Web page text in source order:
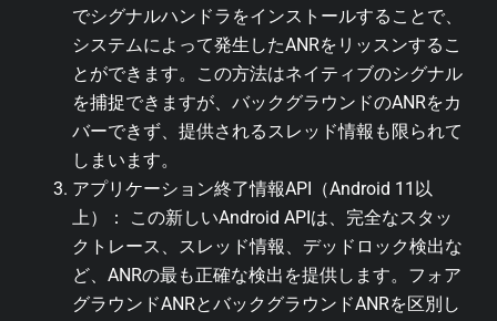
でシグナルハンドラをインストールすることで、
システムによって発生したANRをリッスンするこ
とができます。この方法はネイティブのシグナル
を捕捉できますが、バックグラウンドのANRをカ
バーできず、提供されるスレッド情報も限られて
しまいます。
アプリケーション終了情報API（Android 11以
上）： この新しいAndroid APIは、完全なスタッ
クトレース、スレッド情報、デッドロック検出な
ど、ANRの最も正確な検出を提供します。フォア
グラウンドANRとバックグラウンドANRを区別し